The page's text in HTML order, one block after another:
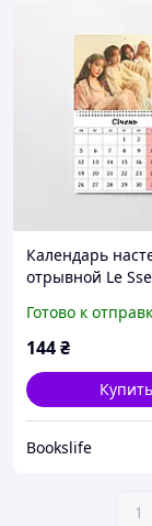
Календарь
отрывной Le
Готово к
144₴
Купить
Bookslife
1